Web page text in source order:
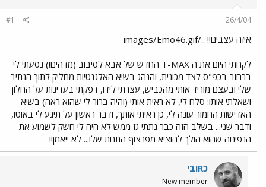
ש
א
ר
26/4/04
#1
איזה עצבים!! ../images/Emo46.gif
לקחתי היום את ה T-MAX החדש של אבא לסיבוב (מדהים!) נסעתי לי
ברחוב בכפ"ס לצד מכונית, והנהג בשיא האלגנטיות מחליק לתוך הנתיב
שלי ובעצם מוריד אותי מהכביש, עצרתי לידו, דפקתי בעדינות על החלון
ושאלתי אותו: סלח לי, לא ראית אותי (והיה ברור לי שהוא ראה) בשיא
האדישות החמור עונה לי, כן ראיתי אותך, ודבר ראשון על תיגע לי באוטו,
ודבר שני... בשלב הזה כבר נתתי גז ממש לא היה לי חשק לשמוע את
הנפיחה שהוא הולך להוציא מפרצוף התחת שלו... לא ייאמן!!
כRובי
New member